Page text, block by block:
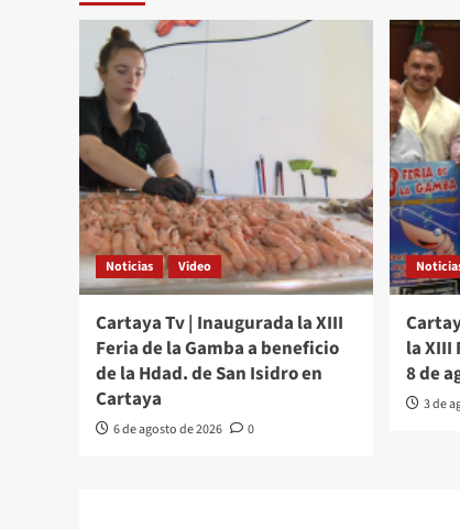
Noticias Video
Cartaya Tv | Inaugurada la XIII
Feria de la Gamba a beneficio
de la Hdad. de San Isidro en
Cartaya
6 de agosto de 2026 0
la XIII
8 de
3 de